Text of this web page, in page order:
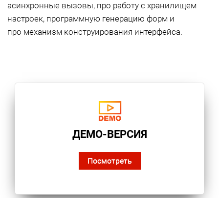
асинхронные вызовы, про работу с хранилищем
настроек, программную генерацию форм и
про механизм конструирования интерфейса.
ДЕМО-ВЕРСИЯ
Посмотреть